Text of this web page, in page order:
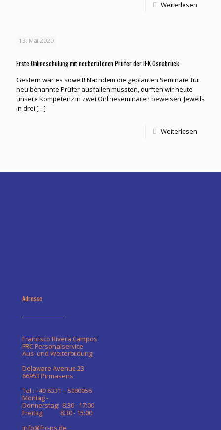
Weiterlesen
13. Mai 2020
Erste Onlineschulung mit neuberufenen Prüfer der IHK Osnabrück
Gestern war es soweit! Nachdem die geplanten Seminare für
neu benannte Prüfer ausfallen mussten, durften wir heute
unsere Kompetenz in zwei Onlineseminaren beweisen. Jeweils
in drei […]
Weiterlesen
Adresse
Francisco Rivera Campos
FRC Personalservice
Aus- und Weiterbildung
Delaware Avenue 23
66953 Pirmasens
Tel.: +49 6331 – 5080056
Montag -
Donnerstag: 8:30 - 17:00
Freitag: 8:30 - 15:00
info@frc-ps.de